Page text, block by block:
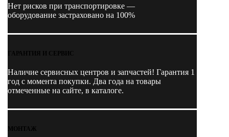
Нет рисков при транспортировке —
оборудование застраховано на 100%
ГАРАНТИЯ И СЕРВИС
Наличие сервисных центров и запчастей! Гарантия 1
год с момента покупки. Два года на товары
отмеченные на сайте, в каталоге.
МОНТАЖ